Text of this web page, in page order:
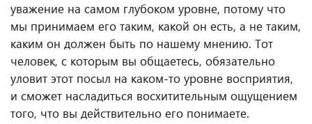
уважение на самом глубоком уровне, потому что
мы принимаем его таким, какой он есть, а не таким,
каким он должен быть по нашему мнению. Тот
человек, с которым вы общаетесь, обязательно
уловит этот посыл на каком-то уровне восприятия,
и сможет насладиться восхитительным ощущением
того, что вы действительно его понимаете.